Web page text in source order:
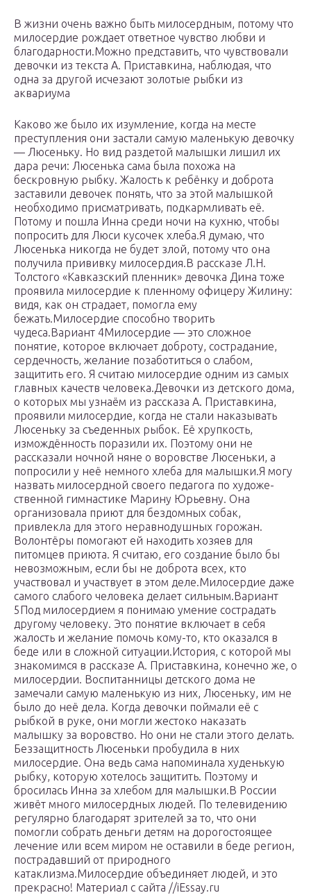
В жизни очень важно быть мило­сердным, потому что
милосердие рождает ответное чувство любви и
благодарности.Можно представить, что чувствовали
девочки из текста А. Приставкина, наблюдая, что
одна за другой исчезают зо­лотые рыбки из
аквариума
Каково же было их изумление, когда на месте
преступления они застали самую маленькую девочку
— Люсеньку. Но вид раздетой малышки лишил их
дара речи: Люсенька сама была похожа на
бескровную рыб­ку. Жалость к ребёнку и доброта
заставили девочек понять, что за этой малышкой
необходимо присмат­ривать, подкармливать её.
Потому и пошла Инна среди ночи на кухню, чтобы
попросить для Люси кусочек хлеба.Я думаю, что
Люсенька никогда не будет злой, потому что она
получила прививку милосердия.В рассказе Л.Н.
Толстого «Кавказский пленник» девочка Дина тоже
проявила милосердие к пленному офицеру Жи­лину:
видя, как он страдает, помогла ему
бежать.Милосердие способно творить
чудеса.Вариант 4Милосердие — это сложное
понятие, которое включает доброту, сострадание,
сердечность, желание позаботиться о слабом,
защитить его. Я считаю милосердие одним из самых
главных качеств человека.Девочки из детского дома,
о которых мы узнаём из рас­сказа А. Приставкина,
проявили милосердие, когда не стали наказывать
Люсеньку за съеденных рыбок. Её хрупкость,
измождённость поразили их. Поэтому они не
рассказали ночной няне о воровстве Люсеньки, а
попросили у неё немного хлеба для малышки.Я могу
назвать милосердной своего педагога по художе­
ственной гимнастике Марину Юрьевну. Она
организовала приют для бездомных собак,
привлекла для этого неравно­душных горожан.
Волонтёры помогают ей находить хозяев для
питомцев приюта. Я считаю, его создание было бы
не­возможным, если бы не доброта всех, кто
участвовал и уча­ствует в этом деле.Милосердие даже
самого слабого человека делает сильным.Вариант
5Под милосердием я понимаю умение сострадать
другому человеку. Это понятие включает в себя
жалость и желание помочь кому-то, кто оказался в
беде или в сложной ситуации.История, с которой мы
знакомимся в рассказе А. Приставкина, конечно же, о
милосердии. Воспитанницы детского дома не
замечали самую маленькую из них, Лю­сеньку, им не
было до неё дела. Когда девочки поймали её с
рыбкой в руке, они могли жестоко наказать
малышку за воровство. Но они не стали этого делать.
Без­защитность Люсеньки пробудила в них
милосердие. Она ведь сама напоминала худенькую
рыбку, кото­рую хотелось защитить. Поэтому и
бросилась Инна за хле­бом для малышки.В России
живёт много милосердных людей. По телевиде­нию
регулярно благодарят зрителей за то, что они
помогли собрать деньги детям на дорогостоящее
лечение или всем миром не оставили в беде регион,
пострадавший от природ­ного
катаклизма.Милосердие объединяет людей, и это
прекрасно! Материал с сайта //iEssay.ru